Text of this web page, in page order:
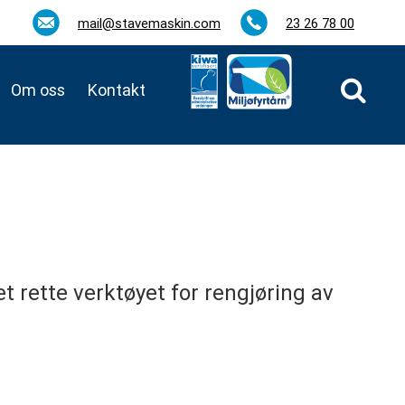
mail@stavemaskin.com 23 26 78 00
Om oss Kontakt
rette verktøyet for rengjøring av